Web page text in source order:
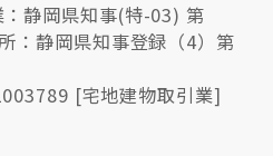
静岡県知事(特-03) 第
静岡県知事登録（4）第
[宅地建物取引業]